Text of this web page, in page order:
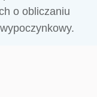
o obliczaniu